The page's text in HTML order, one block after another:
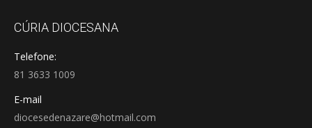
CÚRIA DIOCESANA
Telefone:
81 3633 1009
E-mail
diocesedenazare@hotmail.com